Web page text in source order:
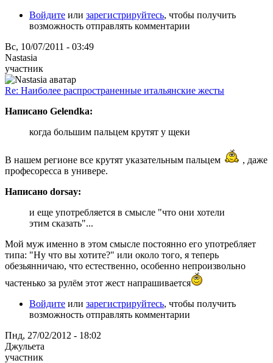
Войдите или зарегистрируйтесь, чтобы получить
возможность отправлять комментарии
Вс, 10/07/2011 - 03:49
Nastasia
участник
Re: Наиболее распространенные итальянские жесты
Написано Gelendka:
когда большим пальцем крутят у щеки
В нашем регионе все крутят указательным пальцем
, даже
професоресса в универе.
Написано dorsay:
и еще употребляется в смысле "что они хотели
этим сказать"...
Мой муж именно в этом смысле постоянно его употребляет
типа: "Ну что вы хотите?" или около того, я теперь
обезьянничаю, что естественно, особенно непроизвольно
частенько за рулём этот жест напрашивается
Войдите или зарегистрируйтесь, чтобы получить
возможность отправлять комментарии
Пнд, 27/02/2012 - 18:02
Джульета
участник